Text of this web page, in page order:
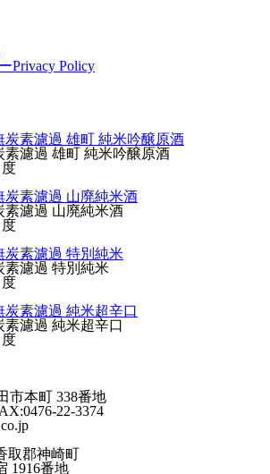
Privacy Policy
濾過 雄町 純米吟醸原酒
素濾過 山廃純米酒
素濾過 特別純米
濾過 純米超辛口
市本町 338番地
22-3374
取郡神崎町
1916番地